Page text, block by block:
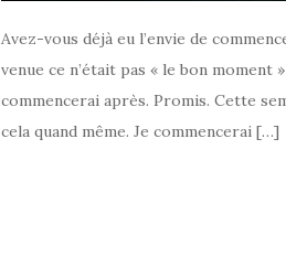
Avez-vous déjà eu l’envie de
venue ce n’était pas « le bon moment
commencerai après. Promis. Cette
cela quand même. Je commencerai […]